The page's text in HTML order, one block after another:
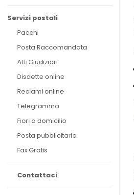
Servizi postali
Pacchi
Posta Raccomandata
Atti Giudiziari
Disdette online
Reclami online
Telegramma
Fiori a domicilio
Posta pubblicitaria
Fax Gratis
Contattaci